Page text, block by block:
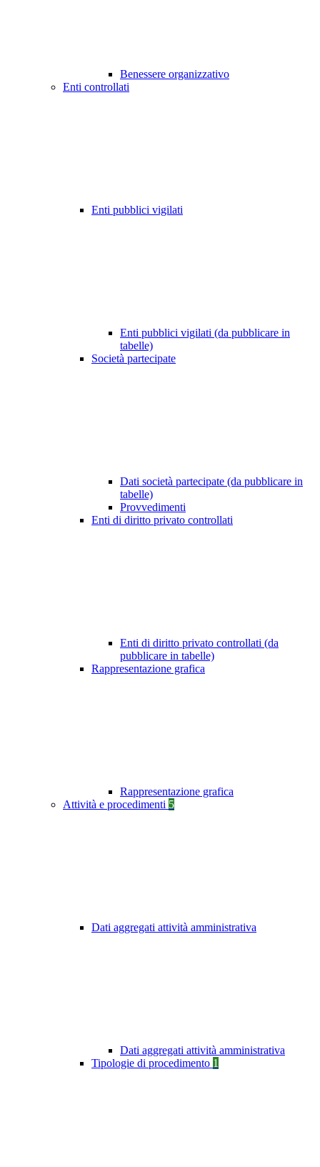
Benessere organizzativo
Enti controllati
Enti pubblici vigilati
Enti pubblici vigilati (da pubblicare in
tabelle)
Società partecipate
Dati società partecipate (da pubblicare in
tabelle)
Provvedimenti
Enti di diritto privato controllati
Enti di diritto privato controllati (da
pubblicare in tabelle)
Rappresentazione grafica
Rappresentazione grafica
Attività e procedimenti 5
Dati aggregati attività amministrativa
Dati aggregati attività amministrativa
Tipologie di procedimento 1